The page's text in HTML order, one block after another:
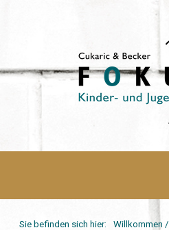
Sie befinden sich hier: Willkommen /